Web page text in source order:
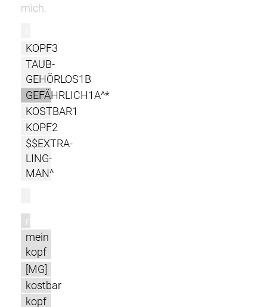
mich.
KOPF3
TAUB-
GEHÖRLOS1B
GEFÄHRLICH1A^*
KOSTBAR1
KOPF2
$$EXTRA-
LING-
MAN^
m
mein
kopf
[MG]
kostbar
kopf